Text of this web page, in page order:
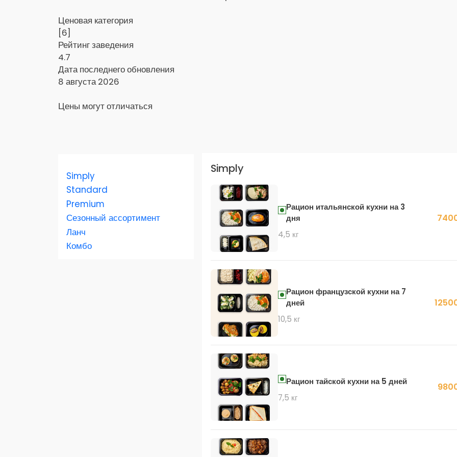
Ценовая категория
[6]
Рейтинг заведения
4.7
Дата последнего обновления
8 августа 2026
Цены могут отличаться
Скидка 400 руб. на первый заказ в
Скидка 450 руб. на первый заказ в
приложении
Simply
Standard
Premium
Сезонный ассортимент
Ланч
Комбо
Simply
Рацион итальянской кухни на 3
дня
4,5 кг
Рацион французской кухни на 7
дней
10,5 кг
Рацион тайской кухни на 5 дней
7,5 кг